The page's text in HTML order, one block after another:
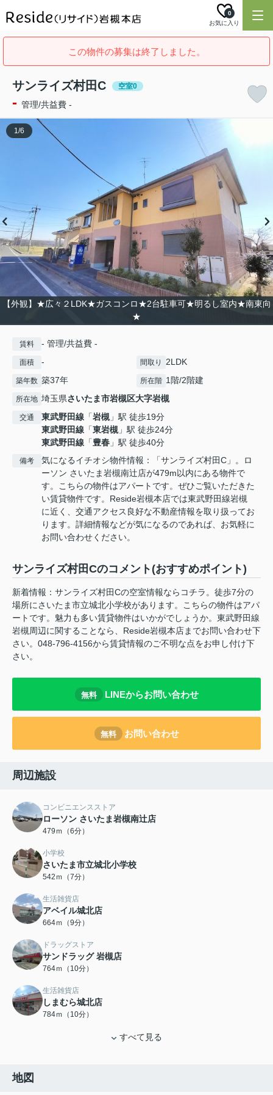
お気に入り
0
この物件の募集は終了しました。
サンライズ村田C 空室0
- 管理/共益費 -
【外観】★広々２LDK★ガスコンロ★2台駐車可★明るし室内★南東向
★
1/6
賃料 - 管理/共益費 -
面積 - 間取り 2LDK
築年数 築37年 所在階 1階/2階建
所在地 埼玉県さいたま市岩槻区大字岩槻
交通 東武野田線 「岩槻 」駅 徒歩19分
東武野田線 「東岩槻 」駅 徒歩24分
東武野田線 「豊春 」駅 徒歩40分
備考
気になるイチオシ物件情報：「サンライズ村田C」。ロ
ーソン さいたま岩槻南辻店が479m以内にある物件で
す。こちらの物件はアパートです。ぜひご覧いただきた
い賃貸物件です。Reside岩槻本店では東武野田線岩槻
に近く、交通アクセス良好な不動産情報を取り扱ってお
ります。詳細情報などが気になるのであれば、お気軽に
お問い合わせください。
サンライズ村田Cのコメント(おすすめポイント)
新着情報：サンライズ村田Cの空室情報ならコチラ。徒歩7分の
場所にさいたま市立城北小学校があります。こちらの物件はアパ
ートです。魅力も多い賃貸物件はいかがでしょうか。東武野田線
岩槻周辺に関することなら、Reside岩槻本店までお問い合わせ下
さい。048-796-4156から賃貸情報のご不明な点をお申し付け下
さい。
無料 LINEからお問い合わせ
無料 お問い合わせ
周辺施設
コンビニエンスストア
ローソン さいたま岩槻南辻店
479ｍ（6分）
小学校
さいたま市立城北小学校
542ｍ（7分）
生活雑貨店
アベイル城北店
664ｍ（9分）
ドラッグストア
サンドラッグ 岩槻店
764ｍ（10分）
生活雑貨店
しまむら城北店
784ｍ（10分）
すべて見る
地図